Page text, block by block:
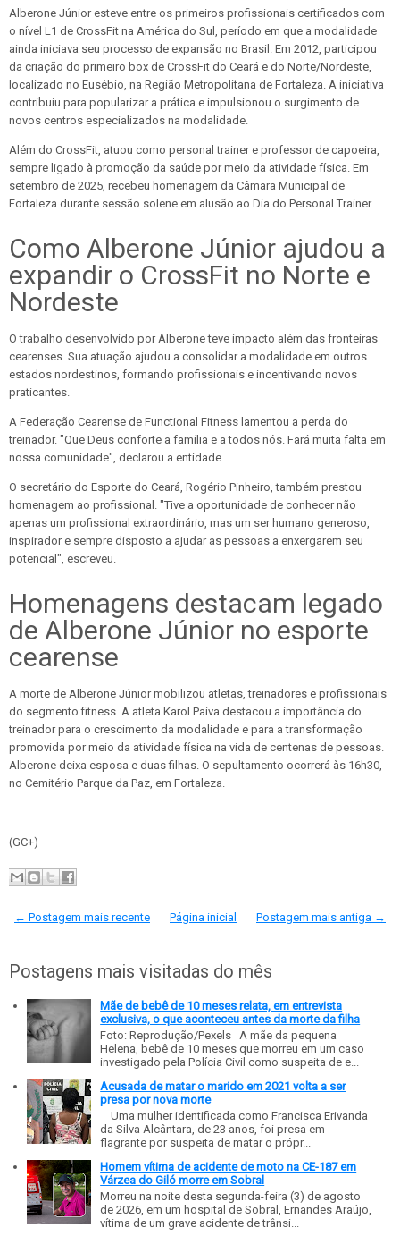
Alberone Júnior esteve entre os primeiros profissionais certificados com
o nível L1 de CrossFit na América do Sul, período em que a modalidade
ainda iniciava seu processo de expansão no Brasil. Em 2012, participou
da criação do primeiro box de CrossFit do Ceará e do Norte/Nordeste,
localizado no Eusébio, na Região Metropolitana de Fortaleza. A iniciativa
contribuiu para popularizar a prática e impulsionou o surgimento de
novos centros especializados na modalidade.
Além do CrossFit, atuou como personal trainer e professor de capoeira,
sempre ligado à promoção da saúde por meio da atividade física. Em
setembro de 2025, recebeu homenagem da Câmara Municipal de
Fortaleza durante sessão solene em alusão ao Dia do Personal Trainer.
Como Alberone Júnior ajudou a
expandir o CrossFit no Norte e
Nordeste
O trabalho desenvolvido por Alberone teve impacto além das fronteiras
cearenses. Sua atuação ajudou a consolidar a modalidade em outros
estados nordestinos, formando profissionais e incentivando novos
praticantes.
A Federação Cearense de Functional Fitness lamentou a perda do
treinador. "Que Deus conforte a família e a todos nós. Fará muita falta em
nossa comunidade", declarou a entidade.
O secretário do Esporte do Ceará, Rogério Pinheiro, também prestou
homenagem ao profissional. "Tive a oportunidade de conhecer não
apenas um profissional extraordinário, mas um ser humano generoso,
inspirador e sempre disposto a ajudar as pessoas a enxergarem seu
potencial", escreveu.
Homenagens destacam legado
de Alberone Júnior no esporte
cearense
A morte de Alberone Júnior mobilizou atletas, treinadores e profissionais
do segmento fitness. A atleta Karol Paiva destacou a importância do
treinador para o crescimento da modalidade e para a transformação
promovida por meio da atividade física na vida de centenas de pessoas.
Alberone deixa esposa e duas filhas. O sepultamento ocorrerá às 16h30,
no Cemitério Parque da Paz, em Fortaleza.
(GC+)
← Postagem mais recente Postagem mais antiga →
Página inicial
Postagens mais visitadas do mês
Mãe de bebê de 10 meses relata, em entrevista
exclusiva, o que aconteceu antes da morte da filha
Foto: Reprodução/Pexels A mãe da pequena
Helena, bebê de 10 meses que morreu em um caso
investigado pela Polícia Civil como suspeita de e...
Acusada de matar o marido em 2021 volta a ser
presa por nova morte
Uma mulher identificada como Francisca Erivanda
da Silva Alcântara, de 23 anos, foi presa em
flagrante por suspeita de matar o própr...
Homem vítima de acidente de moto na CE-187 em
Várzea do Giló morre em Sobral
Morreu na noite desta segunda-feira (3) de agosto
de 2026, em um hospital de Sobral, Ernandes Araújo,
vítima de um grave acidente de trânsi...